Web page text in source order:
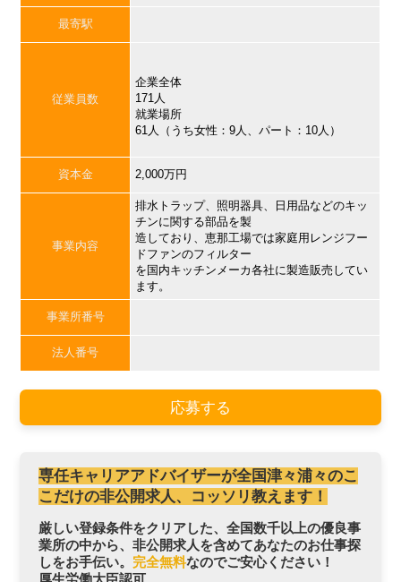
最寄駅
従業員数
企業全体
171人
就業場所
61人（うち女性：9人、パート：10人）
資本金 2,000万円
事業内容
排水トラップ、照明器具、日用品などのキッ
チンに関する部品を製
造しており、恵那工場では家庭用レンジフー
ドファンのフィルター
を国内キッチンメーカ各社に製造販売してい
ます。
事業所番号
法人番号
応募する
専任キャリアアドバイザーが全国津々浦々のこ
こだけの非公開求人、コッソリ教えます！
厳しい登録条件をクリアした、全国数千以上の優良事
業所の中から、非公開求人を含めてあなたのお仕事探
しをお手伝い。 完全無料なのでご安心ください！